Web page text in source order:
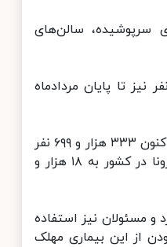
سالن‌های
بندپی» ممنوعیت برگزاری مراسم و اجتماعات بالای ۱۰ نفر نیز تا پایان مردادماه
به گزارش ایرنا به نقل از سخنگوی وزارت بهداشت، درمان و آموزش پزشکی تاکنون ۳۳۳ هزار و ۶۹۹ نفر
در کشور به طور قطعی به ویروس کرونا مبتلا شده و تعداد جان‌باختگان کرونا در کشور به ۱۸ هزار و
مسئولان نیز استفاده
از این بیماری مهلک